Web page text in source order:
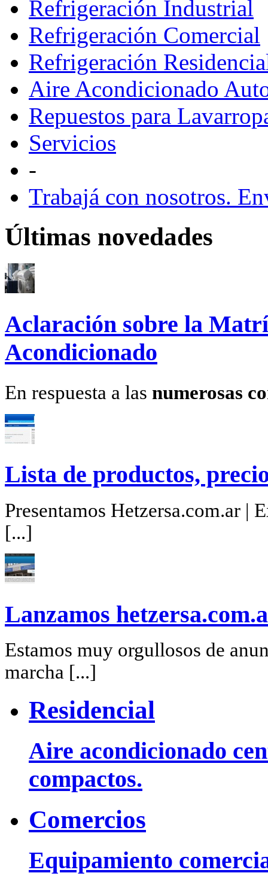
Refrigeración Industrial
Refrigeración Comercial
Refrigeración
Aire Acondicionado
Repuestos para
Servicios
-
Trabajá con nosotros.
Últimas novedades
Aclaración sobre la
Acondicionado
En respuesta a las numerosas
Lista de productos,
Presentamos Hetzersa.com.ar |
[...]
Lanzamos
Estamos muy orgullosos de
marcha [...]
Residencial
Aire acondicionado
compactos.
Comercios
Equipamiento